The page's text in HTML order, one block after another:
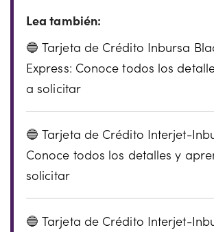
Tarjeta de Crédito Inbursa
Express: Conoce todos los
a solicitar
Tarjeta de Crédito Interjet-
Conoce todos los detalles y
solicitar
Tarjeta de Crédito Interjet-